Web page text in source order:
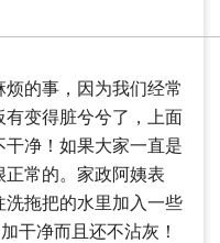
的事，因为我们经常
变得脏兮兮了，上面
净！如果大家一直是
常的。家政阿姨表
拖把的水里加入一些
干净而且还不沾灰！